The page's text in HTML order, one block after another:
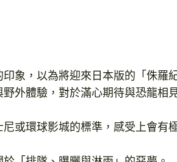
象，以為將迎來日本版的「侏羅
外體驗，對於滿心期待與恐龍相
或環球影城的標準，感受上會有